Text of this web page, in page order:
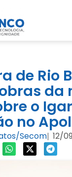
de Rio
da
o
no
Secom| 12/